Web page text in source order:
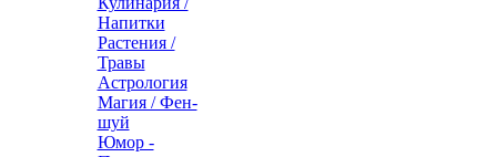
Напитки
Растения /
Травы
Астрология
Магия / Фен-
шуй
Юмор -